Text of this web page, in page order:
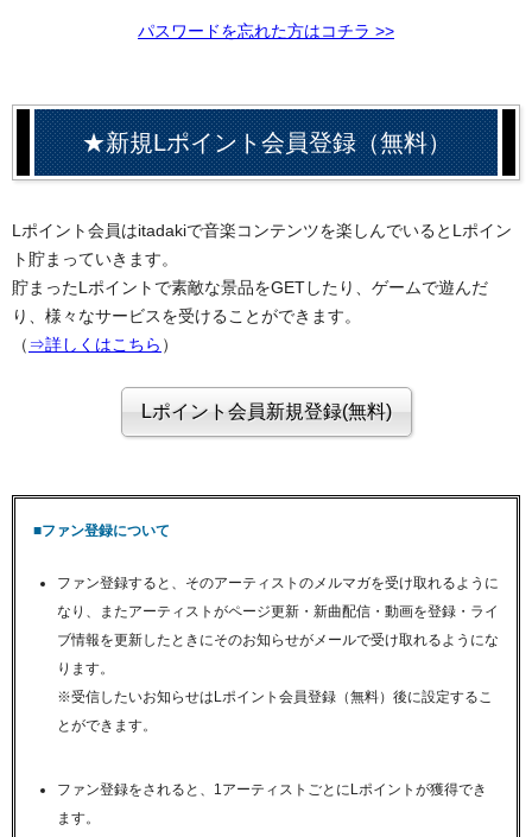
パスワードを忘れた方はコチラ >>
★新規Lポイント会員登録（無料）
Lポイント会員はitadakiで音楽コンテンツを楽しんでいるとLポイン
ト貯まっていきます。
貯まったLポイントで素敵な景品をGETしたり、ゲームで遊んだ
り、様々なサービスを受けることができます。
（ ⇒詳しくはこちら ）
■ファン登録について
ファン登録すると、そのアーティストのメルマガを受け取れるように
なり、またアーティストがページ更新・新曲配信・動画を登録・ライ
ブ情報を更新したときにそのお知らせがメールで受け取れるようにな
ります。
※受信したいお知らせはLポイント会員登録（無料）後に設定するこ
とができます。
ファン登録をされると、1アーティストごとにLポイントが獲得でき
ます。